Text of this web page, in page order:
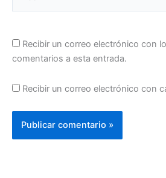
Recibir un correo electrónico con
comentarios a esta entrada.
Recibir un correo electrónico con